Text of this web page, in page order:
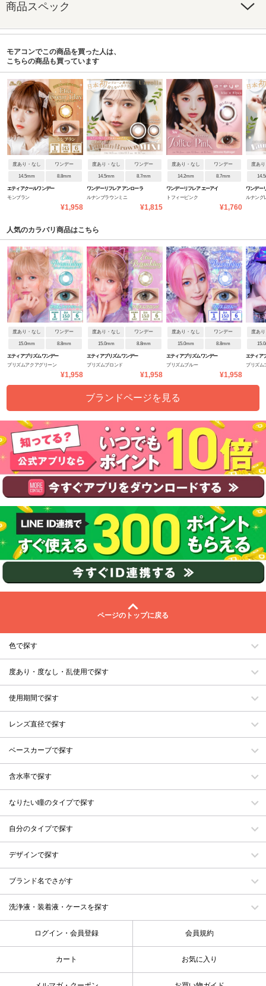
商品スペック
モアコンでこの商品を買った人は、
こちらの商品も買っています
度あり・なし ワンデー
14.5mm 8.8mm
エティアクールワンデー
モンブラン
¥1,958
度あり・なし ワンデー
14.5mm 8.7mm
ワンデーリフレア アンローラ
ルナンブラウンミニ
¥1,815
度あり・なし ワンデー
14.2mm 8.7mm
ワンデーリフレア エーアイ
トフィーピンク
¥1,760
度あ
ワンデー
ルナング
人気のカラバリ商品はこちら
度あり・なし ワンデー
15.0mm 8.8mm
エティアプリズムワンデー
プリズムアクアグリーン
¥1,958
度あり・なし ワンデー
15.0mm 8.8mm
エティアプリズムワンデー
プリズムブロンド
¥1,958
度あり・なし ワンデー
15.0mm 8.8mm
エティアプリズムワンデー
プリズムブルー
¥1,958
度あ
エティア
プリズム
ブランドページを見る
ページのトップに戻る
色で探す
度あり・度なし・乱使用で探す
使用期間で探す
レンズ直径で探す
ベースカーブで探す
含水率で探す
なりたい瞳のタイプで探す
自分のタイプで探す
デザインで探す
ブランド名でさがす
洗浄液・装着液・ケースを探す
ログイン・会員登録 会員規約
カート お気に入り